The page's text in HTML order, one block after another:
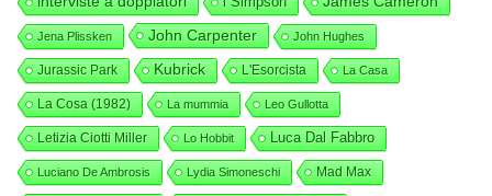
Jena Plissken John Carpenter John Hughes
Jurassic Park Kubrick L'Esorcista La Casa
La Cosa (1982) La mummia Leo Gullotta
Letizia Ciotti Miller Lo Hobbit Luca Dal Fabbro
Luciano De Ambrosis Lydia Simoneschi Mad Max